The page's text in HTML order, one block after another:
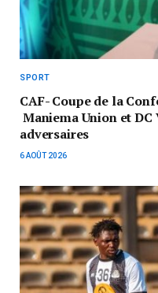
SPORT
CAF- Coupe de la
Maniema Union et
adversaires
6 AOÛT 2026